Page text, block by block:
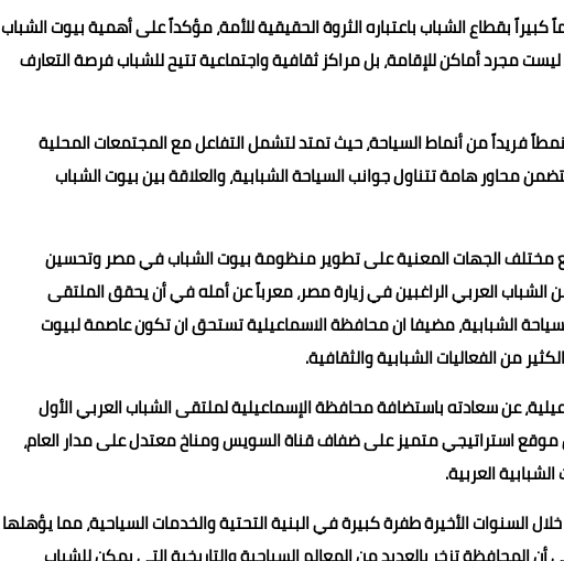
بقطاع الشباب باعتباره الثروة الحقيقية للأمة، مؤكداً على أهمية بيوت الشباب
مجرد أماكن للإقامة، بل مراكز ثقافية واجتماعية تتيح للشباب فرصة التعارف
فريداً من أنماط السياحة، حيث تمتد لتشمل التفاعل مع المجتمعات المحلية
محاور هامة تتناول جوانب السياحة الشبابية، والعلاقة بين بيوت الشباب
مختلف الجهات المعنية على تطوير منظومة بيوت الشباب في مصر وتحسين
الشباب العربي الراغبين في زيارة مصر، معرباً عن أمله في أن يحقق الملتقى
الشبابية، مضيفا ان محافظة الاسماعيلية تستحق ان تكون عاصمة لبيوت
من الفعاليات الشبابية والثقافية.
عن سعادته باستضافة محافظة الإسماعيلية لملتقى الشباب العربي الأول
موقع استراتيجي متميز على ضفاف قناة السويس ومناخ معتدل على مدار العام،
العربية.
السنوات الأخيرة طفرة كبيرة في البنية التحتية والخدمات السياحية، مما يؤهلها